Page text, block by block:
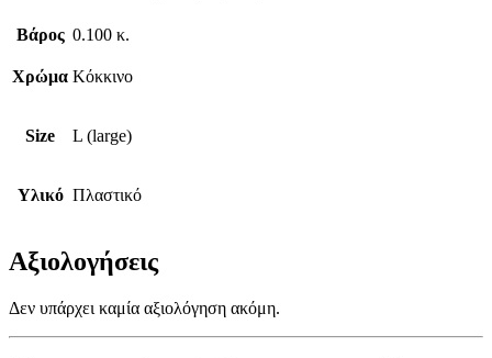
Βάρος 0.100 κ.
Χρώμα Κόκκινο
Size L (large)
Υλικό Πλαστικό
Αξιολογήσεις
Δεν υπάρχει καμία αξιολόγηση ακόμη.